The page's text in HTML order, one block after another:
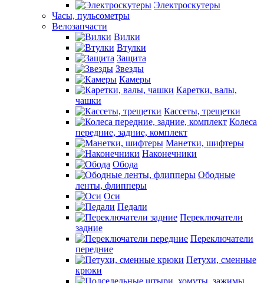
Электроскутеры
Часы, пульсометры
Велозапчасти
Вилки
Втулки
Защита
Звезды
Камеры
Каретки, валы,
чашки
Кассеты, трещетки
Колеса
передние, задние, комплект
Манетки, шифтеры
Наконечники
Обода
Ободные
ленты, флипперы
Оси
Педали
Переключатели
задние
Переключатели
передние
Петухи, сменные
крюки